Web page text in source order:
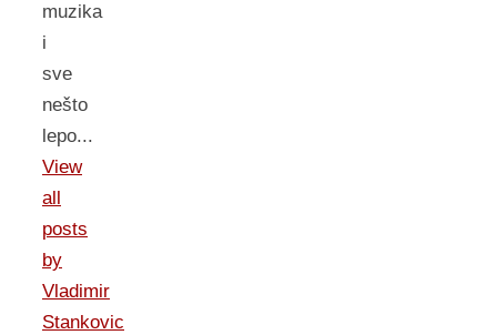
muzika
i
sve
nešto
lepo...
View
all
posts
by
Vladimir
Stankovic